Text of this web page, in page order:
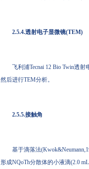
2.5.4.透射电子显微镜(TEM)
飞利浦Tecnai 12 Bio Twin透射
然后进行TEM分析。
2.5.5.接触角
基于滴落法
形成NQoTh分散体的小液滴(2.0